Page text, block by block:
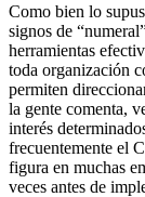
Como bien lo
signos de
herramientas
toda organización
permiten
la gente comenta,
interés
frecuentemente el
figura en muchas
veces antes de